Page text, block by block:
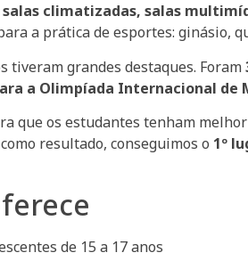
salas climatizadas, salas
a prática de esportes: ginásio,
tiveram grandes destaques. Foram
a Olimpíada Internacional de
que os estudantes tenham
resultado, conseguimos o 1º
de 15 a 17 anos